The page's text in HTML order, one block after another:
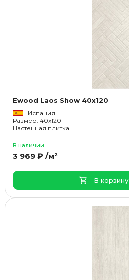
Ewood Laos Show 40x120
Испания
Размер: 40x120
Настенная плитка
В наличии
3 969 ₽ /м²
В корзину